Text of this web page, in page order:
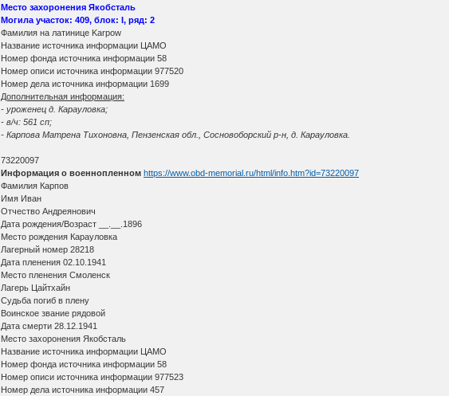
Место захоронения Якобсталь
Могила участок: 409, блок: I, ряд: 2
Фамилия на латинице Karpow
Название источника информации ЦАМО
Номер фонда источника информации 58
Номер описи источника информации 977520
Номер дела источника информации 1699
Дополнительная информация:
- уроженец д. Карауловка;
- в/ч: 561 сп;
- Карпова Матрена Тихоновна, Пензенская обл., Сосновоборский р-н, д. Карауловка.
73220097
Информация о военнопленном https://www.obd-memorial.ru/html/info.htm?id=73220097
Фамилия Карпов
Имя Иван
Отчество Андреянович
Дата рождения/Возраст __.__.1896
Место рождения Карауловка
Лагерный номер 28218
Дата пленения 02.10.1941
Место пленения Смоленск
Лагерь Цайтхайн
Судьба погиб в плену
Воинское звание рядовой
Дата смерти 28.12.1941
Место захоронения Якобсталь
Название источника информации ЦАМО
Номер фонда источника информации 58
Номер описи источника информации 977523
Номер дела источника информации 457